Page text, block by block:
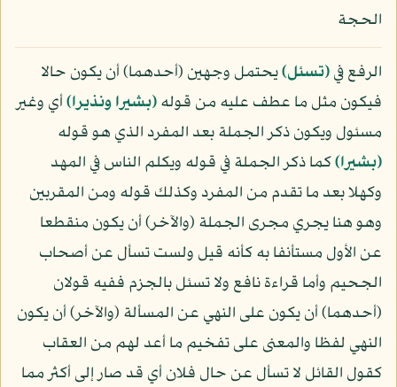
الحجة
الرفع في﴿تسئل﴾يحتمل وجهين (أحدهما) أن يكون حالا
فيكون مثل ما عطف عليه من قوله﴿بشيرا ونذيرا﴾أي وغير
مسئول ويكون ذكر الجملة بعد المفرد الذي هو قوله
﴿بشيرا﴾كما ذكر الجملة في قوله ويكلم الناس في المهد
وكهلا بعد ما تقدم من المفرد وكذلك قوله ومن المقربين
وهو هنا يجري مجرى الجملة (والآخر) أن يكون منقطعا
عن الأول مستأنفا به كأنه قيل ولست تسأل عن أصحاب
الجحيم وأما قراءة نافع ولا تسئل بالجزم ففيه قولان
(أحدهما) أن يكون على النهي عن المسألة (والآخر) أن يكون
النهي لفظا والمعنى على تفخيم ما أعد لهم من العقاب
كقول القائل لا تسأل عن حال فلان أي قد صار إلى أكثر مما